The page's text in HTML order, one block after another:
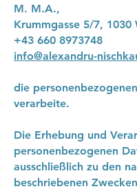
M. M.A.,
Krummgasse 5/7, 1030
+43 660 8973748
info@alexandru-
die
verarbeite.
Die Erhebung und
personenbezogenen
ausschließlich zu den
beschriebenen